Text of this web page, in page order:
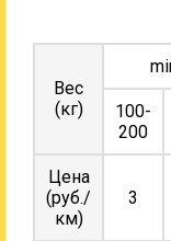
Вес
(кг)
100-
200
Цена
(руб./
км)
3